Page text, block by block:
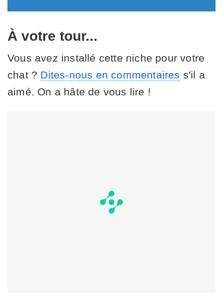
À votre tour...
Vous avez installé cette niche pour votre
chat ? Dites-nous en commentaires s'il a
aimé. On a hâte de vous lire !